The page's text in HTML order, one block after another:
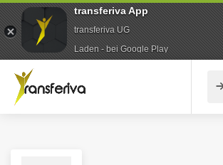
transferiva App
transferiva UG
Laden - bei Google Play